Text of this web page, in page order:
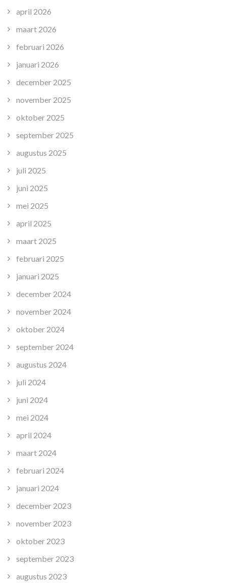
april 2026
maart 2026
februari 2026
januari 2026
december 2025
november 2025
oktober 2025
september 2025
augustus 2025
juli 2025
juni 2025
mei 2025
april 2025
maart 2025
februari 2025
januari 2025
december 2024
november 2024
oktober 2024
september 2024
augustus 2024
juli 2024
juni 2024
mei 2024
april 2024
maart 2024
februari 2024
januari 2024
december 2023
november 2023
oktober 2023
september 2023
augustus 2023